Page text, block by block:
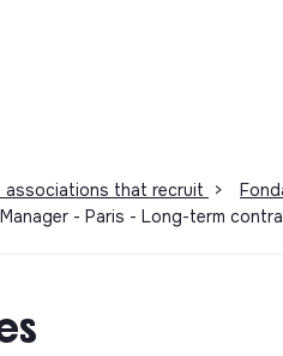
associations that recruit >
- Paris - Long-term